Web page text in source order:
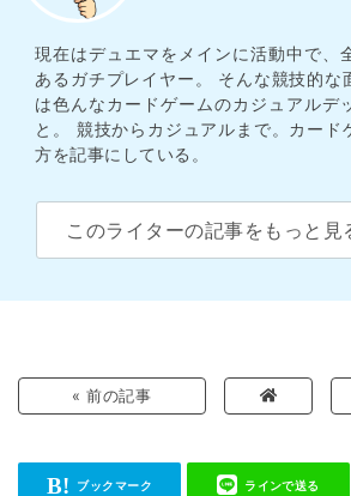
現在はデュエマをメインに活動中で、
あるガチプレイヤー。 そんな競技的な
は色んなカードゲームのカジュアルデ
と。 競技からカジュアルまで。カード
方を記事にしている。
このライターの記事をもっと見
« 前の記事